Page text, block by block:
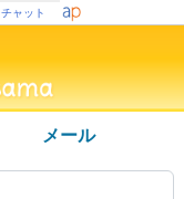
チャット
メール